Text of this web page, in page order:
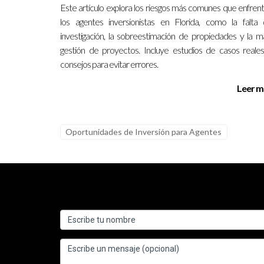
Conclusión
Identificar oportunidades como agente
proactivo hacia la tecnología. Al construir redes
contactar a Ignacio Valenzuela. Con su
Preguntas Frecuentes
¿Cuál es la mejor manera de
una ventaja competitiva.
¿Qué herramientas tecnológicas son
Este artículo explora los riesgos más comunes que
los agentes inversionistas en Florida, como la falta
investigación, la sobreestimación de propiedades y la
gestión de proyectos. Incluye estudios de casos
consejos para evitar errores.
Leer
Oportunidades de Inversión para Agentes